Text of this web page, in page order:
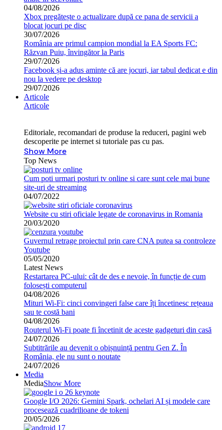
04/08/2026
Xbox pregătește o actualizare după ce pana de servicii a
blocat jocuri pe disc
30/07/2026
România are primul campion mondial la EA Sports FC:
Răzvan Puiu, învingător la Paris
29/07/2026
Facebook și-a adus aminte că are jocuri, iar tabul dedicat e din
nou la vedere pe desktop
29/07/2026
Articole
Articole
Editoriale, recomandari de produse la reduceri, pagini web
descoperite pe internet si tutoriale pas cu pas.
Show More
Top News
Cum poti urmari posturi tv online si care sunt cele mai bune
site-uri de streaming
04/07/2022
Website cu stiri oficiale legate de coronavirus in Romania
20/03/2020
Guvernul retrage proiectul prin care CNA putea sa controleze
Youtube
05/05/2020
Latest News
Restartarea PC-ului: cât de des e nevoie, în funcție de cum
folosești computerul
04/08/2026
Mituri Wi-Fi: cinci convingeri false care îți încetinesc rețeaua
sau te costă bani
04/08/2026
Routerul Wi-Fi poate fi încetinit de aceste gadgeturi din casă
24/07/2026
Subtitrările au devenit o obișnuință pentru Gen Z. În
România, ele nu sunt o noutate
24/07/2026
Media
MediaShow More
Google I/O 2026: Gemini Spark, ochelari AI și modele care
procesează cuadrilioane de tokeni
20/05/2026